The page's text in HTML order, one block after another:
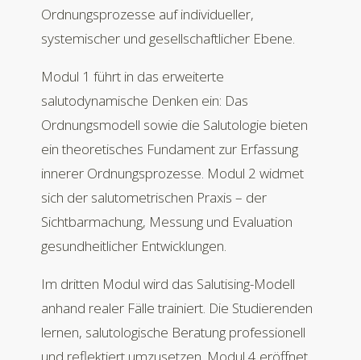
Ordnungsprozesse auf individueller,
systemischer und gesellschaftlicher Ebene.
Modul 1 führt in das erweiterte
salutodynamische Denken ein: Das
Ordnungsmodell sowie die Salutologie bieten
ein theoretisches Fundament zur Erfassung
innerer Ordnungsprozesse. Modul 2 widmet
sich der salutometrischen Praxis – der
Sichtbarmachung, Messung und Evaluation
gesundheitlicher Entwicklungen.
Im dritten Modul wird das Salutising-Modell
anhand realer Fälle trainiert. Die Studierenden
lernen, salutologische Beratung professionell
und reflektiert umzusetzen. Modul 4 eröffnet